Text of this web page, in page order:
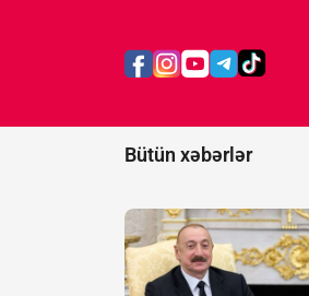
Bütün xəbərlər
praktiki
keçib -
RƏY